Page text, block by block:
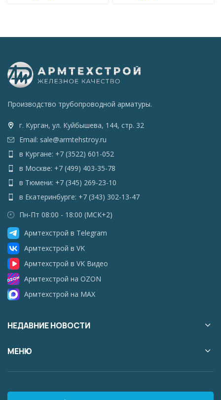
Производство трубопроводной арматуры.
г. Курган, ул. Куйбышева, 144, стр. 32
Email: sale@armtehstroy.ru
в Кургане: +7 (3522) 601-052
в Москве: +7 (499) 403-35-78
в Тюмени: +7 (345) 269-23-10
в Екатеринбурге: +7 (343) 302-13-47
Пн-Пт 08:00 - 18:00 (МСК+2)
Армтехстрой в Telegram
Армтехстрой в VK
Армтехстрой в VK Видео
Армтехстрой на OZON
Армтехстрой на MAX
НЕДАВНИЕ НОВОСТИ
МЕНЮ